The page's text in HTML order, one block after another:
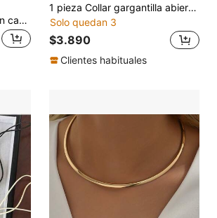
1 pieza Collar de mujer con cadena en forma de Y con borlas y cuentas, diseño de color block, collar largo, apropiado para atuendo diario de calle, otoño/invierno
1 pieza Collar gargantilla abierto con incrustaciones de diamante de imitación y circonita para fiesta de lujo
Solo quedan 3
$3.890
Clientes habituales